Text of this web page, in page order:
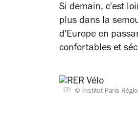
Si demain, c'est
plus dans la
d'Europe en
confortables et
© Institut Paris